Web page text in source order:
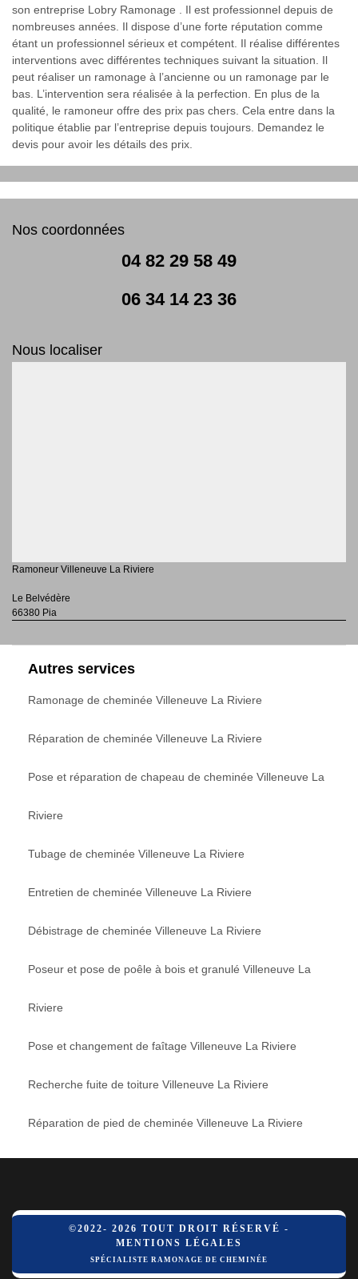
son entreprise Lobry Ramonage . Il est professionnel depuis de
nombreuses années. Il dispose d’une forte réputation comme
étant un professionnel sérieux et compétent. Il réalise différentes
interventions avec différentes techniques suivant la situation. Il
peut réaliser un ramonage à l’ancienne ou un ramonage par le
bas. L’intervention sera réalisée à la perfection. En plus de la
qualité, le ramoneur offre des prix pas chers. Cela entre dans la
politique établie par l’entreprise depuis toujours. Demandez le
devis pour avoir les détails des prix.
Nos coordonnées
04 82 29 58 49
06 34 14 23 36
Nous localiser
Ramoneur Villeneuve La Riviere
Le Belvédère
66380 Pia
Autres services
Ramonage de cheminée Villeneuve La Riviere
Réparation de cheminée Villeneuve La Riviere
Pose et réparation de chapeau de cheminée Villeneuve La
Riviere
Tubage de cheminée Villeneuve La Riviere
Entretien de cheminée Villeneuve La Riviere
Débistrage de cheminée Villeneuve La Riviere
Poseur et pose de poêle à bois et granulé Villeneuve La
Riviere
Pose et changement de faîtage Villeneuve La Riviere
Recherche fuite de toiture Villeneuve La Riviere
Réparation de pied de cheminée Villeneuve La Riviere
©2022- 2026 TOUT DROIT RÉSERVÉ -
MENTIONS LÉGALES
SPÉCIALISTE RAMONAGE DE CHEMINÉE